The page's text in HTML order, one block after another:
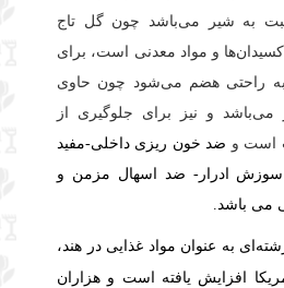
به شیر می‌باشد چونگل تاج
و مواد معدنی است، برای
راحتی هضم می‌شود چون حاوی
می‌باشد و نیز برای جلوگیری از
است و ضد خون ریزی داخلی-مفید
سوزش ادرار- ضد اسهال مزمن و
می باشد.
به عنوان مواد غذایی در هند،
افزایش یافته است و هزاران